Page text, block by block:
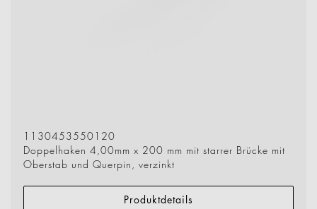
1130453550120
Doppelhaken 4,00mm x 200 mm mit starrer Brücke mit
Oberstab und Querpin, verzinkt
Produktdetails